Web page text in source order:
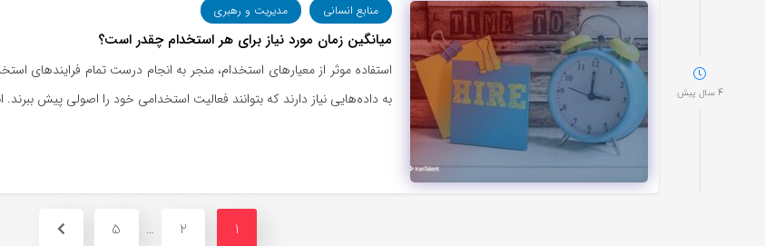
4 سال پیش
منابع انسانی مدیریت و رهبری
میانگین زمان مورد نیاز برای هر استخدام چقدر است؟
استفاده موثر از معیارهای استخدام، منجر به انجام درست تمام فرایندهای
به داده‌هایی نیاز دارند که بتوانند فعالیت استخدامی خود را اصولی پیش ببرند.
1
2
…
5